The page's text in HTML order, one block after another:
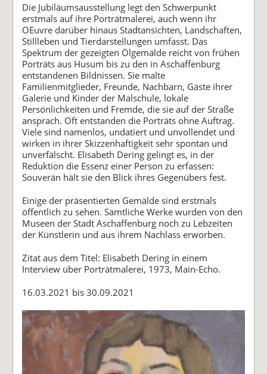
Die Jubiläumsausstellung legt den Schwerpunkt
erstmals auf ihre Porträtmalerei, auch wenn ihr
OEuvre darüber hinaus Stadtansichten, Landschaften,
Stillleben und Tierdarstellungen umfasst. Das
Spektrum der gezeigten Ölgemälde reicht von frühen
Porträts aus Husum bis zu den in Aschaffenburg
entstandenen Bildnissen. Sie malte
Familienmitglieder, Freunde, Nachbarn, Gäste ihrer
Galerie und Kinder der Malschule, lokale
Persönlichkeiten und Fremde, die sie auf der Straße
ansprach. Oft entstanden die Porträts ohne Auftrag.
Viele sind namenlos, undatiert und unvollendet und
wirken in ihrer Skizzenhaftigkeit sehr spontan und
unverfälscht. Elisabeth Dering gelingt es, in der
Reduktion die Essenz einer Person zu erfassen:
Souverän hält sie den Blick ihres Gegenübers fest.
Einige der präsentierten Gemälde sind erstmals
öffentlich zu sehen. Sämtliche Werke wurden von den
Museen der Stadt Aschaffenburg noch zu Lebzeiten
der Künstlerin und aus ihrem Nachlass erworben.
Zitat aus dem Titel: Elisabeth Dering in einem
Interview über Porträtmalerei, 1973, Main-Echo.
16.03.2021 bis 30.09.2021